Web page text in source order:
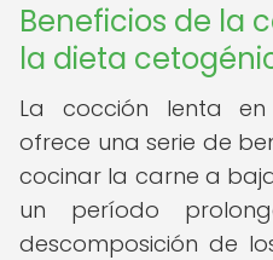
Beneficios de la
la dieta
La cocción lenta
ofrece una serie de
cocinar la carne a
un período
descomposición de